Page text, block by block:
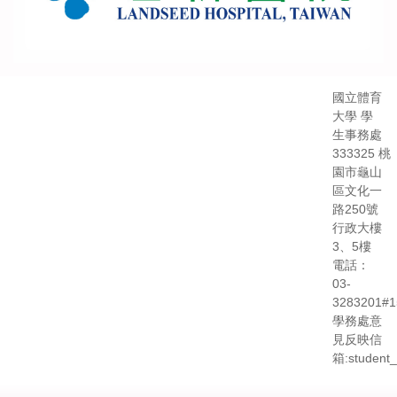
國立體育
大學 學
生事務處
333325 桃
園市龜山
區文化一
路250號
行政大樓
3、5樓
電話：
03-
學務處意
見反映信
箱